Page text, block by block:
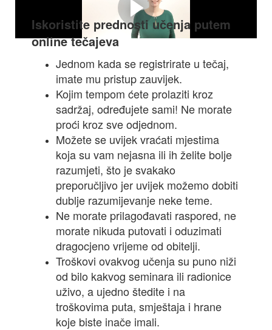
Iskoristite prednosti učenja putem
online tečajeva
Jednom kada se registrirate u tečaj,
imate mu pristup zauvijek.
Kojim tempom ćete prolaziti kroz
sadržaj, određujete sami! Ne morate
proći kroz sve odjednom.
Možete se uvijek vraćati mjestima
koja su vam nejasna ili ih želite bolje
razumjeti, što je svakako
preporučljivo jer uvijek možemo dobiti
dublje razumijevanje neke teme.
Ne morate prilagođavati raspored, ne
morate nikuda putovati i oduzimati
dragocjeno vrijeme od obitelji.
Troškovi ovakvog učenja su puno niži
od bilo kakvog seminara ili radionice
uživo, a ujedno štedite i na
troškovima puta, smještaja i hrane
koje biste inače imali.